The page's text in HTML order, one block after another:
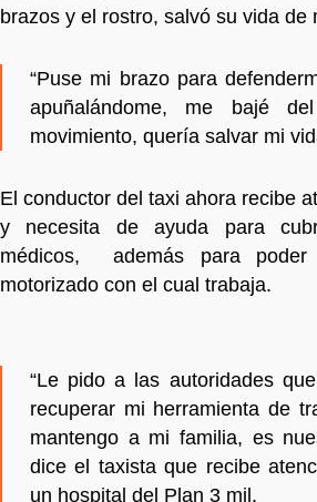
brazos y el rostro, salvó su vida de
“Puse mi brazo para
apuñalándome, me bajé
movimiento, quería salvar mi
El conductor del taxi ahora recibe
y necesita de ayuda para
médicos, además para poder
motorizado con el cual trabaja.
“Le pido a las autoridades
recuperar mi herramienta de
mantengo a mi familia, es
dice el taxista que recibe
un hospital del Plan 3 mil.